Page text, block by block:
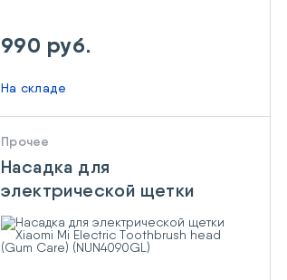
990 руб.
На складе
Прочее
Насадка для
электрической щетки
Xiaomi Mi Electric
Toothbrush head (Gum